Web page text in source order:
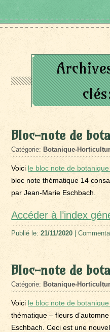
Bloc-note de
Catégorie: Botanique-
Voici le bloc note de
bloc note thématique 14
par Jean-Marie Eschbach.
Accéder à l’index
Publié le:21/11/2020 |
Bloc-note de
Catégorie: Botanique-
Voici le bloc note de
thématique – fleurs
Eschbach. Ceci est une